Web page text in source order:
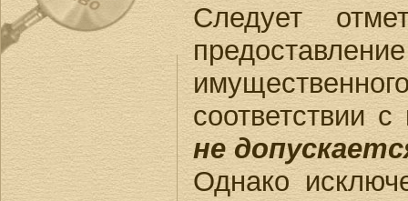
Следует
соответствии
не
Однако